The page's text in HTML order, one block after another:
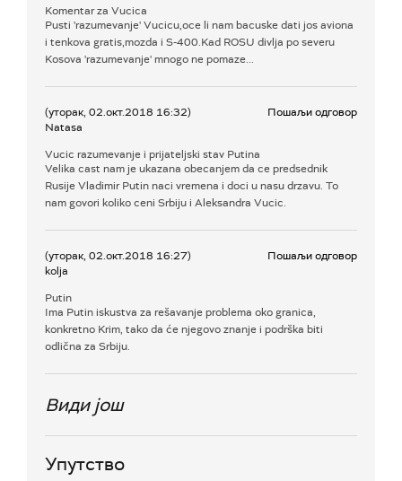
Komentar za Vucica
Pusti 'razumevanje' Vucicu,oce li nam bacuske dati jos aviona
i tenkova gratis,mozda i S-400.Kad ROSU divlja po severu
Kosova 'razumevanje' mnogo ne pomaze...
(уторак, 02.окт.2018 16:32)
Natasa
Пошаљи одговор
Vucic razumevanje i prijateljski stav Putina
Velika cast nam je ukazana obecanjem da ce predsednik
Rusije Vladimir Putin naci vremena i doci u nasu drzavu. To
nam govori koliko ceni Srbiju i Aleksandra Vucic.
(уторак, 02.окт.2018 16:27)
kolja
Пошаљи одговор
Putin
Ima Putin iskustva za rešavanje problema oko granica,
konkretno Krim, tako da će njegovo znanje i podrška biti
odlična za Srbiju.
Види још
Упутство